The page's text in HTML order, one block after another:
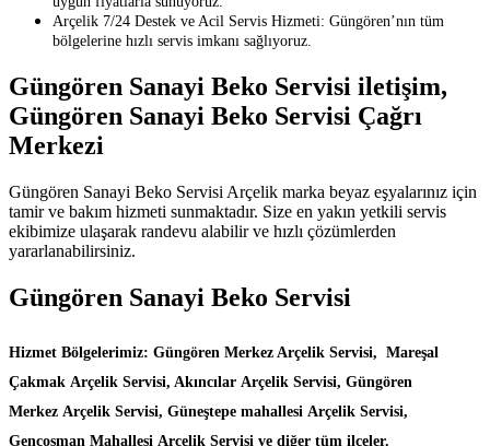
Arçelik 7/24 Destek ve Acil Servis Hizmeti: Güngören’nın tüm
bölgelerine hızlı servis imkanı sağlıyoruz.
Güngören Sanayi Beko Servisi iletişim,
Güngören Sanayi Beko Servisi Çağrı
Merkezi
Güngören Sanayi Beko Servisi Arçelik marka beyaz eşyalarınız için
tamir ve bakım hizmeti sunmaktadır. Size en yakın yetkili servis
ekibimize ulaşarak randevu alabilir ve hızlı çözümlerden
yararlanabilirsiniz.
Güngören Sanayi Beko Servisi
Hizmet Bölgelerimiz: Güngören Merkez Arçelik Servisi, Mareşal
Çakmak Arçelik Servisi, Akıncılar Arçelik Servisi, Güngören
Merkez Arçelik Servisi, Güneştepe mahallesi Arçelik Servisi,
Gençosman Mahallesi Arçelik Servisi ve diğer tüm ilçeler.